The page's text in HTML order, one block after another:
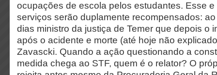
ocupações de escola pelos estudantes. Esse
serviços serão duplamente recompensados:
dias ministro da justiça de Temer que depois o
após o acidente e morte (até hoje não
Zavascki. Quando a ação questionando a
medida chega ao STF, quem é o relator? O